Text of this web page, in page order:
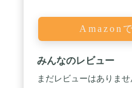
Amazon
みんなのレビュー
まだレビューはありませ